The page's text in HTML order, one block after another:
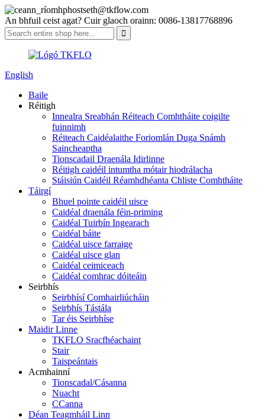
seth@tkflow.com
An bhfuil ceist agat? Cuir glaoch orainn: 0086-13817768896
English
Baile
Réitigh
Innealra Sreabhán Réiteach Comhtháite coigilte
fuinnimh
Réiteach Caidéalaithe Foriomlán Duga Snámh
Saincheaptha
Tionscadail Draenála Idirlinne
Réitigh caidéil intumtha mótair hiodrálacha
Stáisiún Caidéil Réamhdhéanta Chliste Comhtháite
Táirgí
Bhuel pointe caidéil uisce
Caidéal draenála féin-priming
Caidéal Tuirbín Ingearach
Caidéal báite
Caidéal uisce farraige
Caidéal uisce glan
Caidéal ceimiceach
Caidéal comhrac dóiteáin
Seirbhís
Seirbhísí Comhairliúcháin
Seirbhís Tástála
Tar éis Seirbhíse
Maidir Linne
TKFLO Sracfhéachaint
Stair
Taispeántais
Acmhainní
Tionscadal/Cásanna
Nuacht
CCanna
Déan Teagmháil Linn